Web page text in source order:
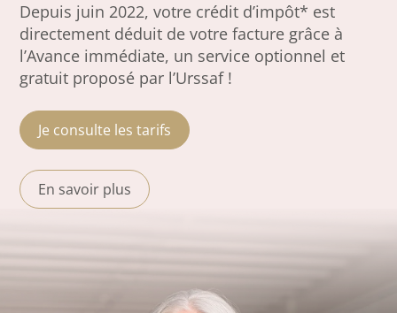
Depuis juin 2022, votre crédit d’impôt* est
directement déduit de votre facture grâce à
l’Avance immédiate, un service optionnel et
gratuit proposé par l’Urssaf !
Je consulte les tarifs
En savoir plus